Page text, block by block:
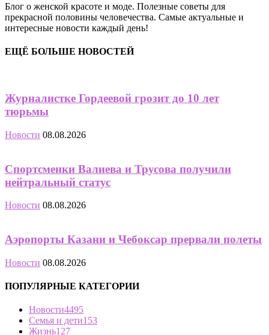
Блог о женской красоте и моде. Полезные советы для
прекрасной половины человечества. Самые актуальные и
интересные новости каждый день!
ЕЩЁ БОЛЬШЕ НОВОСТЕЙ
Журналистке Гордеевой грозит до 10 лет
тюрьмы
Новости 08.08.2026
Спортсменки Валиева и Трусова получили
нейтральный статус
Новости 08.08.2026
Аэропорты Казани и Чебоксар прервали полеты
Новости 08.08.2026
ПОПУЛЯРНЫЕ КАТЕГОРИИ
Новости4495
Семья и дети153
Жизнь127